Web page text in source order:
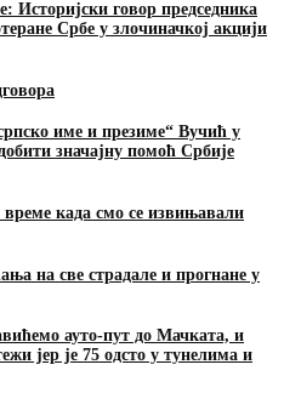
Историјски говор председника
Србе у злочиначкој акцији
име и презиме“ Вучић у
значајну помоћ Србије
када смо се извињавали
на све страдале и прогнане у
ауто-пут до Мачката, и
јер је 75 одсто у тунелима и